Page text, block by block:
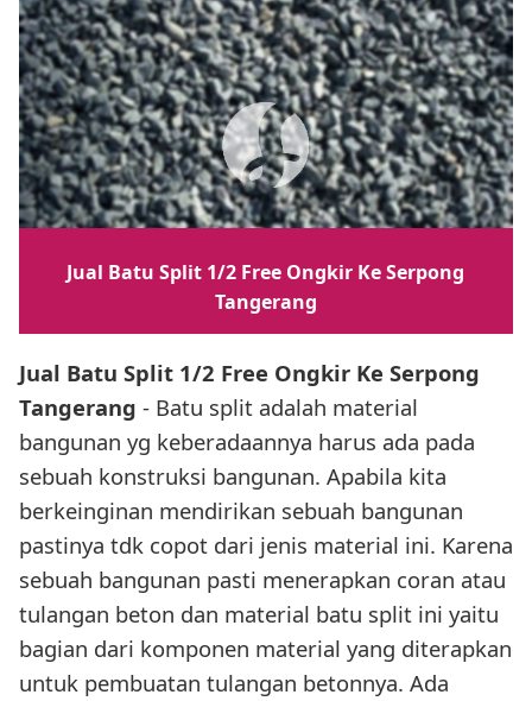
Jual Batu Split 1/2 Free Ongkir Ke Serpong
Tangerang
Jual Batu Split 1/2 Free Ongkir Ke Serpong
Tangerang - Batu split adalah material
bangunan yg keberadaannya harus ada pada
sebuah konstruksi bangunan. Apabila kita
berkeinginan mendirikan sebuah bangunan
pastinya tdk copot dari jenis material ini. Karena
sebuah bangunan pasti menerapkan coran atau
tulangan beton dan material batu split ini yaitu
bagian dari komponen material yang diterapkan
untuk pembuatan tulangan betonnya. Ada